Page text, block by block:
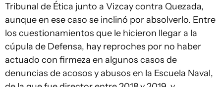
Tribunal de Ética junto a Vizcay contra Quezada,
aunque en ese caso se inclinó por absolverlo. Entre
los cuestionamientos que le hicieron llegar a la
cúpula de Defensa, hay reproches por no haber
actuado con firmeza en algunos casos de
denuncias de acosos y abusos en la Escuela Naval,